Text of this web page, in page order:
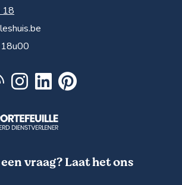
18
vraag? Laat het ons